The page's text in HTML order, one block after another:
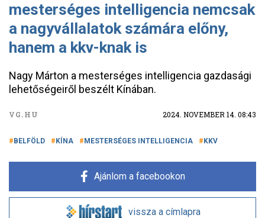
mesterséges intelligencia nemcsak
a nagyvállalatok számára előny,
hanem a kkv-knak is
Nagy Márton a mesterséges intelligencia gazdasági
lehetőségeiről beszélt Kínában.
VG.HU 2024. NOVEMBER 14. 08:43
BELFÖLD KÍNA MESTERSÉGES INTELLIGENCIA KKV
Ajánlom a facebookon
vissza a címlapra